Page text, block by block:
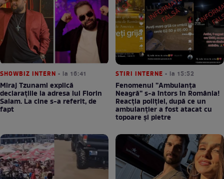
SHOWBIZ INTERN • la 16:41
Miraj Tzunami explică
declarațiile la adresa lui Florin
Salam. La cine s-a referit, de
fapt
STIRI INTERNE • la 15:52
Fenomenul ”Ambulanța
Neagră” s-a întors în România!
Reacția poliției, după ce un
ambulanțier a fost atacat cu
topoare și pietre